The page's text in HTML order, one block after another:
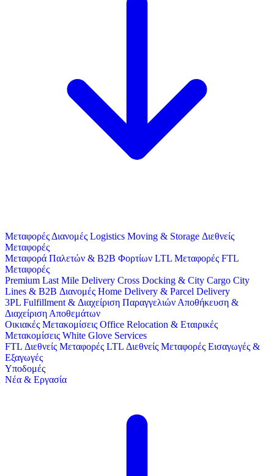
Μεταφορές Διανομές Logistics Moving & Storage Διεθνείς
Μεταφορές
Μεταφορά Παλετών & B2B Φορτίων LTL Μεταφορές FTL
Μεταφορές
Premium Last Mile Delivery Cross Docking & City Cargo City
Lines & B2B Διανομές Home Delivery & Parcel Delivery
3PL Fulfillment & Διαχείριση Παραγγελιών Αποθήκευση &
Διαχείριση Αποθεμάτων
Οικιακές Μετακομίσεις Office Relocation & Εταιρικές
Μετακομίσεις White Glove Services
FTL Διεθνείς Μεταφορές LTL Διεθνείς Μεταφορές Εισαγωγές &
Εξαγωγές
Υποδομές
Νέα & Εργασία